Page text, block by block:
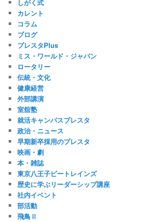
しがく式
カレント
コラム
ブログ
プレスタPlus
ミス・ワールド・ジャパン
ロータリー
伝統・文化
健康経営
外部講演
室舘塾
就活キャンパスプレスタ
政治・ニュース
早期新卒採用のプレスタ
映画・劇
本・雑誌
東京八王子ビートレインズ
歴史に学ぶリーダーシップ講座
社内イベント
部活動
飛鳥Ⅱ